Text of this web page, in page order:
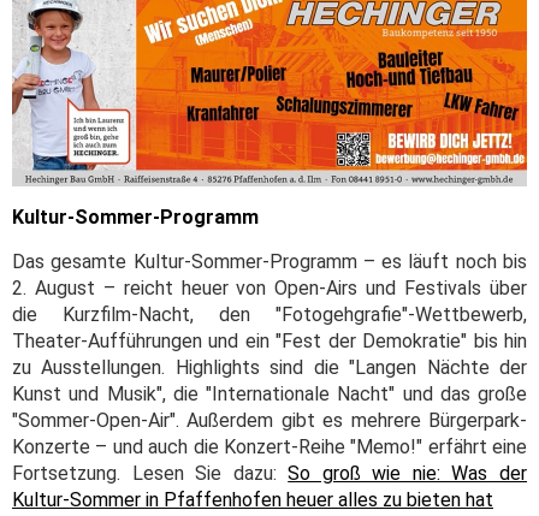
Kultur-Sommer-Programm
Das gesamte Kultur-Sommer-Programm – es läuft noch bis
2. August – reicht heuer von Open-Airs und Festivals über
die Kurzfilm-Nacht, den "Fotogehgrafie"-Wettbewerb,
Theater-Aufführungen und ein "Fest der Demokratie" bis hin
zu Ausstellungen. Highlights sind die "Langen Nächte der
Kunst und Musik", die "Internationale Nacht" und das große
"Sommer-Open-Air". Außerdem gibt es mehrere Bürgerpark-
Konzerte – und auch die Konzert-Reihe "Memo!" erfährt eine
Fortsetzung. Lesen Sie dazu:So groß wie nie: Was der
Kultur-Sommer in Pfaffenhofen heuer alles zu bieten hat